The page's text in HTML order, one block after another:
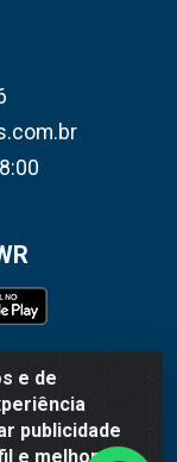
e de
publicidade
e melhorar a
Araújo, 1360 -
628 - CNPJ